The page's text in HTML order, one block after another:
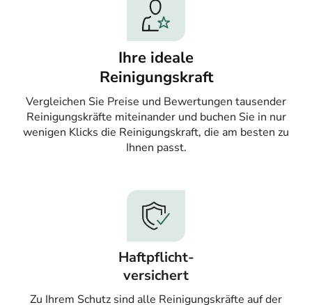
Ihre ideale
Reinigungskraft
Vergleichen Sie Preise und Bewertungen tausender
Reinigungskräfte miteinander und buchen Sie in nur
wenigen Klicks die Reinigungskraft, die am besten zu
Ihnen passt.
Haftpflicht-
versichert
Zu Ihrem Schutz sind alle Reinigungskräfte auf der